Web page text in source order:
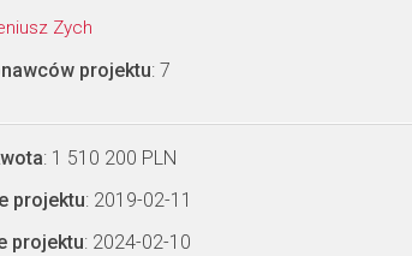
Zych
projektu: 7
: 1 510 200 PLN
projektu: 2019-02-11
projektu: 2024-02-10